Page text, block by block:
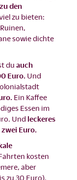
den
zu bieten:
sowie dichte
du auch
Euro. Und
Ein Kaffee
Essen im
Und leckeres
Euro.
kosten
aber
zu 30 Euro).